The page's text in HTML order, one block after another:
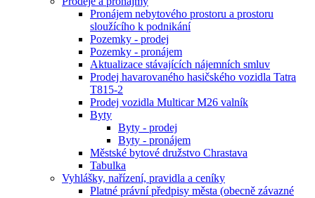
Pronájem nebytového prostoru a prostoru
sloužícího k podnikání
Pozemky - prodej
Pozemky - pronájem
Aktualizace stávajících nájemních smluv
Prodej havarovaného hasičského vozidla Tatra
T815-2
Prodej vozidla Multicar M26 valník
Byty
Byty - prodej
Byty - pronájem
Městské bytové družstvo Chrastava
Tabulka
Vyhlášky, nařízení, pravidla a ceníky
Platné právní předpisy města (obecně závazné